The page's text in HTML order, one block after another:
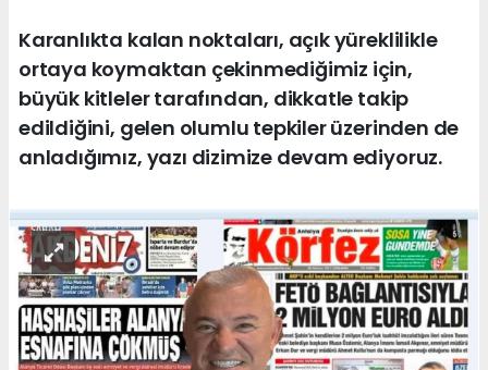
Karanlıkta kalan noktaları, açık yüreklilikle
ortaya koymaktan çekinmediğimiz için,
büyük kitleler tarafından, dikkatle takip
edildiğini, gelen olumlu tepkiler üzerinden de
anladığımız, yazı dizimize devam ediyoruz.